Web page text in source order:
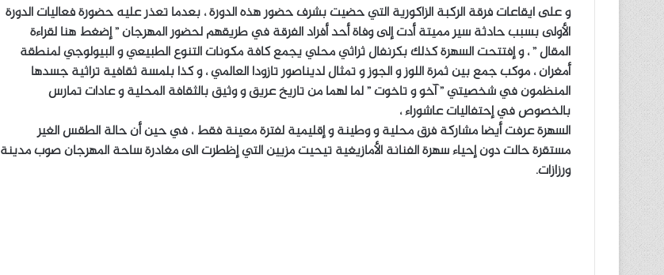
و على ايقاعات فرقة الركبة الزاكورية التي حضيت بشرف حضور هذه الدورة ، بعدما تعذر عليه حضورة فعاليات الدورة
الأولى بسبب حادثة سير مميتة أدت إلى وفاة أحد أفراد الفرقة في طريقهم لحضور المهرجان ” إضغط هنا لقراءة
المقال ” ، و إفتتحت السهرة كذلك بكرنفال ثراثي محلي يجمع كافة مكونات التنوع الطبيعي و البيولوجي لمنطقة
أمغران ، موكب جمع بين ثمرة اللوز و الجوز و تمثال لديناصور تازودا العالمي ، و كذا بلمسة ثقافية تراثية جسدها
المنظمون في شخصيتي ” آخو و تاخوت ” لما لهما من تاريخ عريق و وثيق بالثقافة المحلية و عادات تمارس
بالخصوص في إحتفاليات عاشوراء ،
السهرة عرفت أيضا مشاركة فرق محلية و وطينة و إقليمية لفترة معينة فقط ، في حين أن حالة الطقس الغير
مستقرة حالت دون إحياء سهرة الفنانة الأمازيغية تيحيت مزيين التي إظطرت الى مغادرة ساحة المهرجان صوب مدينة
ورزازات.